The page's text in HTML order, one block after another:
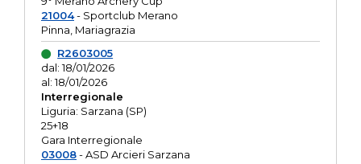
21004- Sportclub Merano
Pinna, Mariagrazia
R2603005
dal: 18/01/2026
al: 18/01/2026
Interregionale
Liguria: Sarzana (SP)
25+18
Gara Interregionale
03008- ASD Arcieri Sarzana